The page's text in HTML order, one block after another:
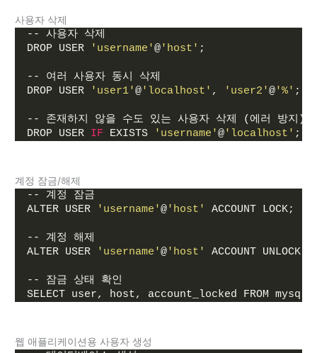
사용자 삭제
-- 사용자 삭제
DROP USER
'username'@'host' ;
-- 여러 사용자 동시 삭제
DROP USER
'user1'@'localhost' , 'user2'@'%' ;
-- 존재하지 않을 수도 있는 사용자 삭제 (에러 방지)
DROP USER IF EXISTS 'username'@'localhost' ;
계정 잠금/해제
-- 계정 잠금
ALTER USER
'username'@'host' ACCOUNT LOCK;
-- 계정 해제
ALTER USER
'username'@'host' ACCOUNT UNLOCK;
-- 잠금 상태 확인
SELECT user, host, account_locked FROM
웹 애플리케이션용 사용자 생성